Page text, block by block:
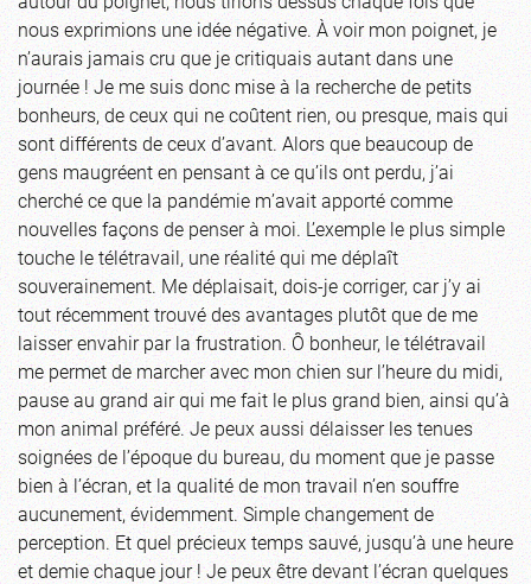
nous exprimions une idée négative. À voir mon poignet, je
n’aurais jamais cru que je critiquais autant dans une
journée ! Je me suis donc mise à la recherche de petits
bonheurs, de ceux qui ne coûtent rien, ou presque, mais qui
sont différents de ceux d’avant. Alors que beaucoup de
gens maugréent en pensant à ce qu’ils ont perdu, j’ai
cherché ce que la pandémie m’avait apporté comme
nouvelles façons de penser à moi. L’exemple le plus simple
touche le télétravail, une réalité qui me déplaît
souverainement. Me déplaisait, dois-je corriger, car j’y ai
tout récemment trouvé des avantages plutôt que de me
laisser envahir par la frustration. Ô bonheur, le télétravail
me permet de marcher avec mon chien sur l’heure du midi,
pause au grand air qui me fait le plus grand bien, ainsi qu’à
mon animal préféré. Je peux aussi délaisser les tenues
soignées de l’époque du bureau, du moment que je passe
bien à l’écran, et la qualité de mon travail n’en souffre
aucunement, évidemment. Simple changement de
perception. Et quel précieux temps sauvé, jusqu’à une heure
et demie chaque jour ! Je peux être devant l’écran quelques